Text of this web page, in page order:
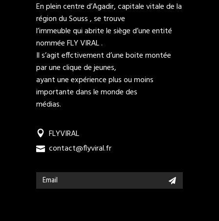
En plein centre d’Agadir, capitale vitale de la
région du Souss , se trouve
l’immeuble qui abrite le siège d’une entité
nommée FLY VIRAL .
Il s’agit effctivement d’une boite montée
par une clique de jeunes,
ayant une expérience plus ou moins
importante dans le monde des
médias.
FLYVIRAL
contact@flyviral.fr